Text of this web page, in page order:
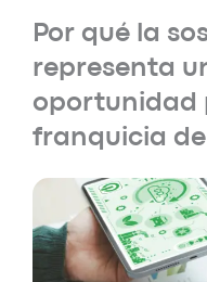
Por qué la
representa
oportunidad
franquicia